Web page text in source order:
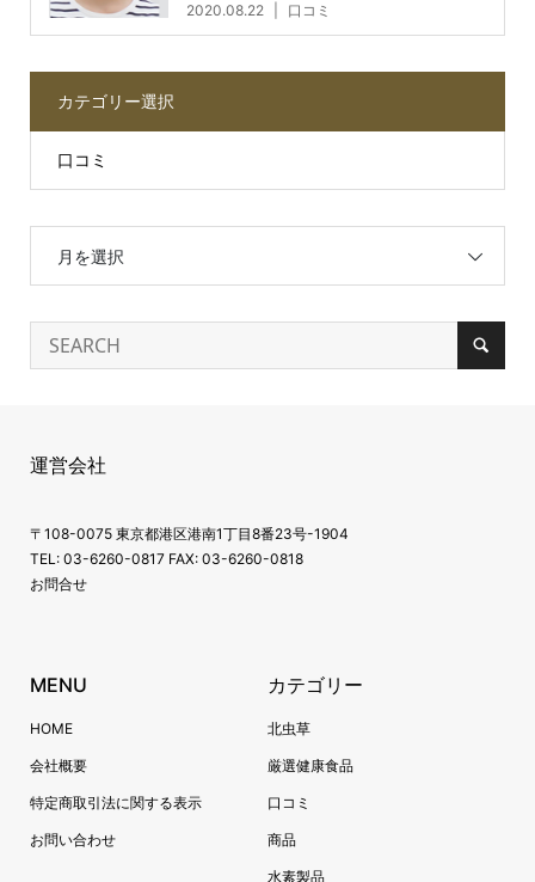
2020.08.22 口コミ
カテゴリー選択
口コミ
月を選択
運営会社
〒108-0075 東京都港区港南1丁目8番23号-1904
TEL: 03-6260-0817 FAX: 03-6260-0818
お問合せ
MENU
HOME
会社概要
特定商取引法に関する表示
お問い合わせ
カテゴリー
北虫草
厳選健康食品
口コミ
商品
水素製品